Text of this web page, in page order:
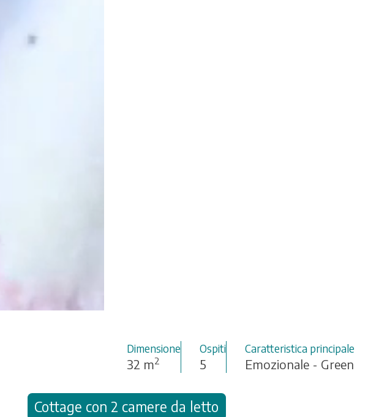
Cottage con 2 camere da letto
Dimensione
32 m2
Ospiti
5
Caratteristica principale
Emozionale - Green